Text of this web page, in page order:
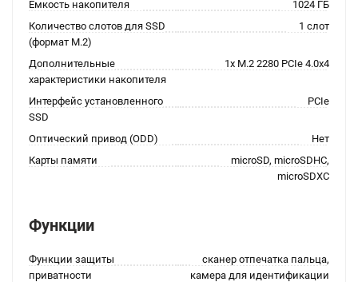
Ёмкость накопителя
1024 ГБ
Количество слотов для SSD
(формат M.2)
1 слот
Дополнительные
характеристики накопителя
1x M.2 2280 PCIe 4.0x4
Интерфейс установленного
SSD
PCIe
Оптический привод (ODD)
Нет
Карты памяти
microSD, microSDHC,
microSDXC
Функции
Функции защиты
приватности
сканер отпечатка пальца,
камера для идентификации